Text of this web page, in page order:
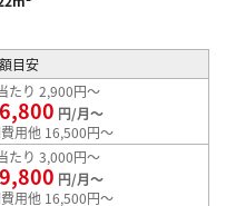
目安
たり 2,900円～
円/月～
用他 16,500円～
たり 3,000円～
円/月～
用他 16,500円～